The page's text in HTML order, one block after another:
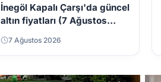
İnegöl Kapalı Çarşı'da güncel
altın fiyatları (7 Ağustos
Cuma)
7 Ağustos 2026